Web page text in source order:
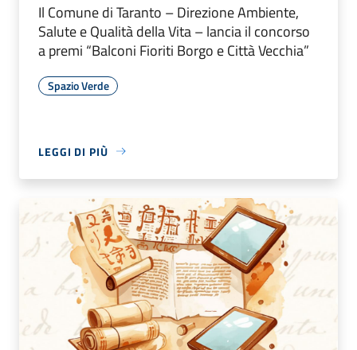
Il Comune di Taranto – Direzione Ambiente,
Salute e Qualità della Vita – lancia il concorso
a premi “Balconi Fioriti Borgo e Città Vecchia”
Spazio Verde
LEGGI DI PIÙ